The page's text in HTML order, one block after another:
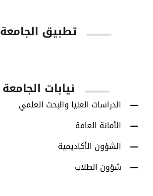
تطبيق الجامعة
نيابات الجامعة
الدراسات العليا والبحث العلمي
الأمانة العامة
الشؤون الأكاديمية
شؤون الطلاب